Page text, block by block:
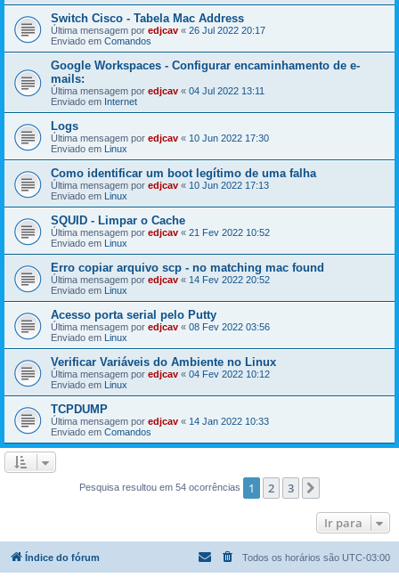
Switch Cisco - Tabela Mac Address
Última mensagem por edjcav « 26 Jul 2022 20:17
Enviado em Comandos
Google Workspaces - Configurar encaminhamento de e-
mails:
Última mensagem por edjcav « 04 Jul 2022 13:11
Enviado em Internet
Logs
Última mensagem por edjcav « 10 Jun 2022 17:30
Enviado em Linux
Como identificar um boot legítimo de uma falha
Última mensagem por edjcav « 10 Jun 2022 17:13
Enviado em Linux
SQUID - Limpar o Cache
Última mensagem por edjcav « 21 Fev 2022 10:52
Enviado em Linux
Erro copiar arquivo scp - no matching mac found
Última mensagem por edjcav « 14 Fev 2022 20:52
Enviado em Linux
Acesso porta serial pelo Putty
Última mensagem por edjcav « 08 Fev 2022 03:56
Enviado em Linux
Verificar Variáveis do Ambiente no Linux
Última mensagem por edjcav « 04 Fev 2022 10:12
Enviado em Linux
TCPDUMP
Última mensagem por edjcav « 14 Jan 2022 10:33
Enviado em Comandos
Pesquisa resultou em 54 ocorrências 1 2 3
Ir para
Índice do fórum Todos os horários são UTC-03:00